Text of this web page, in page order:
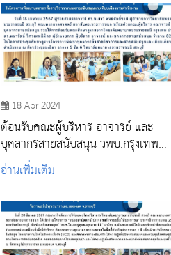
18 Apr 2024
ต้อนรับคณะผู้บริหาร อาจารย์ และ
บุคลากรสายสนับสนุน วพบ.กรุงเทพ
ประชุมศึกษาดูงาน ในโครงการพัฒนา
บุคลากรทั้งสายวิชาการและสายสนับสนุน
อ่านเพิ่มเติม